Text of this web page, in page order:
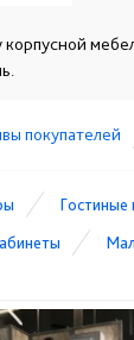
покупателей
Гостиные